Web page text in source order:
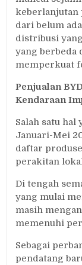
keberlanjutan
dari belum
distribusi
yang berbeda
memperkuat
Penjualan
Kendaraan
Salah satu
Januari-Mei
daftar
perakitan
Di tengah
yang mulai
masih
memenuhi
Sebagai
pendatang